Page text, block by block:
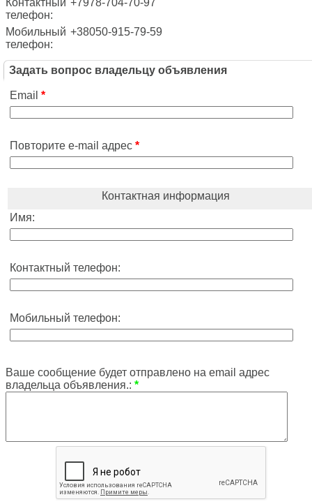
телефон:
Мобильный
телефон:
+38050-915-79-59
Задать вопрос владельцу объявления
Email *
Повторите e-mail адрес *
Контактная информация
Имя:
Контактный телефон:
Мобильный телефон:
Ваше сообщение будет отправлено на email адрес
владельца объявления.: *